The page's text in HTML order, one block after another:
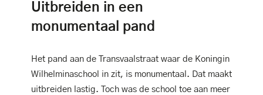
Uitbreiden in een
monumentaal pand
Het pand aan de Transvaalstraat waar de Koningin
Wilhelminaschool in zit, is monumentaal. Dat maakt
uitbreiden lastig. Toch was de school toe aan meer